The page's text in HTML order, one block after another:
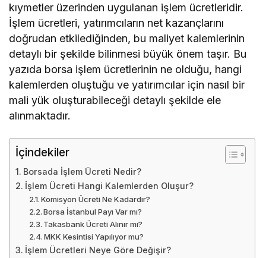
kıymetler üzerinden uygulanan işlem ücretleridir.
İşlem ücretleri, yatırımcıların net kazançlarını
doğrudan etkilediğinden, bu maliyet kalemlerinin
detaylı bir şekilde bilinmesi büyük önem taşır. Bu
yazıda borsa işlem ücretlerinin ne olduğu, hangi
kalemlerden oluştuğu ve yatırımcılar için nasıl bir
mali yük oluşturabileceği detaylı şekilde ele
alınmaktadır.
İçindekiler
Borsada İşlem Ücreti Nedir?
İşlem Ücreti Hangi Kalemlerden Oluşur?
Komisyon Ücreti Ne Kadardır?
Borsa İstanbul Payı Var mı?
Takasbank Ücreti Alınır mı?
MKK Kesintisi Yapılıyor mu?
İşlem Ücretleri Neye Göre Değişir?